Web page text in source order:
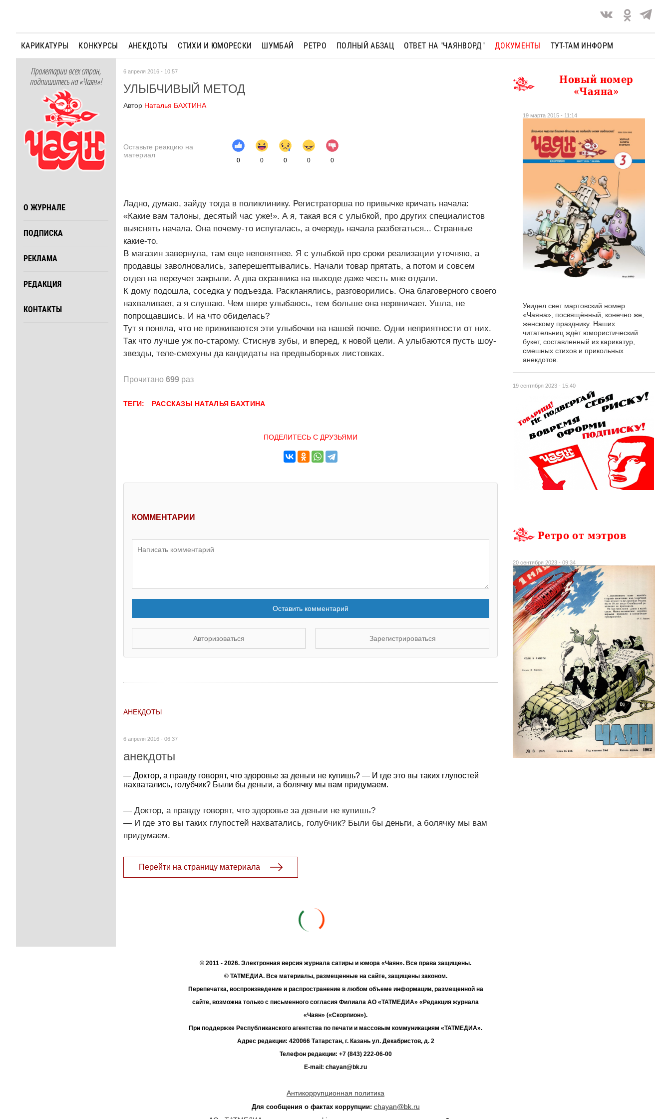
КАРИКАТУРЫ КОНКУРСЫ АНЕКДОТЫ СТИХИ И ЮМОРЕСКИ ШУМБАЙ РЕТРО ПОЛНЫЙ АБЗАЦ ОТВЕТ НА "ЧАЯНВОРД" ДОКУМЕНТЫ ТУТ-ТАМ ИНФОРМ
Пролетарии всех стран,
подпишитесь на «Чаян»!
О ЖУРНАЛЕ
ПОДПИСКА
РЕКЛАМА
РЕДАКЦИЯ
КОНТАКТЫ
6 апреля 2016 - 10:57
УЛЫБЧИВЫЙ МЕТОД
Автор Наталья БАХТИНА
Оставьте реакцию на
материал
0 0 0 0 0
Ладно, думаю, зайду тогда в поликлинику. Регистраторша по привычке кричать начала:
«Какие вам талоны, десятый час уже!». А я, такая вся с улыбкой, про других специалистов
выяснять начала. Она почему-то испугалась, а очередь начала разбегаться... Странные
какие-то.
В магазин завернула, там еще непонятнее. Я с улыбкой про сроки реализации уточняю, а
продавцы заволновались, заперешептывались. Начали товар прятать, а потом и совсем
отдел на переучет закрыли. А два охранника на выходе даже честь мне отдали.
К дому подошла, соседка у подъезда. Раскланялись, разговорились. Она благоверного своего
нахваливает, а я слушаю. Чем шире улыбаюсь, тем больше она нервничает. Ушла, не
попрощавшись. И на что обиделась?
Тут я поняла, что не приживаются эти улыбочки на нашей почве. Одни неприятности от них.
Так что лучше уж по-старому. Стиснув зубы, и вперед, к новой цели. А улыбаются пусть шоу-
звезды, теле-смехуны да кандидаты на предвыборных листовках.
Прочитано 699 раз
ТЕГИ: РАССКАЗЫ НАТАЛЬЯ БАХТИНА
ПОДЕЛИТЕСЬ С ДРУЗЬЯМИ
КОММЕНТАРИИ
Оставить комментарий
Авторизоваться Зарегистрироваться
АНЕКДОТЫ
6 апреля 2016 - 06:37
анекдоты
— Доктор, а правду говорят, что здоровье за деньги не купишь? — И где это вы таких глупостей
нахватались, голубчик? Были бы деньги, а болячку мы вам придумаем.
— Доктор, а правду говорят, что здоровье за деньги не купишь?
— И где это вы таких глупостей нахватались, голубчик? Были бы деньги, а болячку мы вам
придумаем.
Перейти на страницу материала
19 сентября 2023 - 15:40
Новый номер
«Чаяна»
19 марта 2015 - 11:14
Увидел свет мартовский номер
«Чаяна», посвящённый, конечно же,
женскому празднику. Наших
читательниц ждёт юмористический
букет, составленный из карикатур,
смешных стихов и прикольных
анекдотов.
Ретро от мэтров
20 сентября 2023 - 09:34
© 2011 - 2026. Электронная версия журнала сатиры и юмора «Чаян». Все права защищены.
© ТАТМЕДИА. Все материалы, размещенные на сайте, защищены законом.
Перепечатка, воспроизведение и распространение в любом объеме информации, размещенной на
сайте, возможна только с письменного согласия Филиала АО «ТАТМЕДИА» «Редакция журнала
«Чаян» («Скорпион»).
При поддержке Республиканского агентства по печати и массовым коммуникациям «ТАТМЕДИА».
Адрес редакции: 420066 Татарстан, г. Казань ул. Декабристов, д. 2
Телефон редакции: +7 (843) 222-06-00
E-mail: chayan@bk.ru
Антикоррупционная политика
Для сообщения о фактах коррупции: chayan@bk.ru